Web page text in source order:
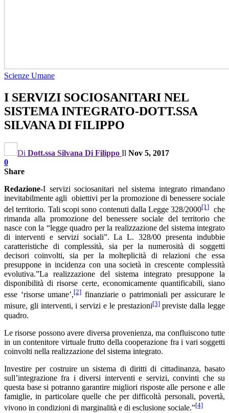
Scienze Umane
I SERVIZI SOCIOSANITARI NEL
SISTEMA INTEGRATO-DOTT.SSA
SILVANA DI FILIPPO
Di Dott.ssa Silvana Di Filippo Il Nov 5, 2017
0
Share
Redazione-I servizi sociosanitari nel sistema integrato rimandano
inevitabilmente agli obiettivi per la promozione di benessere sociale
del territorio. Tali scopi sono contenuti dalla Legge 328/2000[1] che
rimanda alla promozione del benessere sociale del territorio che
nasce con la “legge quadro per la realizzazione del sistema integrato
di interventi e servizi sociali”. La L. 328/00 presenta indubbie
caratteristiche di complessità, sia per la numerosità di soggetti
decisori coinvolti, sia per la molteplicità di relazioni che essa
presuppone in incidenza con una società in crescente complessità
evolutiva.”La realizzazione del sistema integrato presuppone la
disponibilità di risorse certe, economicamente quantificabili, siano
esse ‘risorse umane’,[2] finanziarie o patrimoniali per assicurare le
misure, gli interventi, i servizi e le prestazioni[3]previste dalla legge
quadro.
Le risorse possono avere diversa provenienza, ma confluiscono tutte
in un contenitore virtuale frutto della cooperazione fra i vari soggetti
coinvolti nella realizzazione del sistema integrato.
Investire per costruire un sistema di diritti di cittadinanza, basato
sull’integrazione fra i diversi interventi e servizi, convinti che su
questa base si potranno garantire migliori risposte alle persone e alle
famiglie, in particolare quelle che per difficoltà personali, povertà,
vivono in condizioni di marginalità e di esclusione sociale.”[4]